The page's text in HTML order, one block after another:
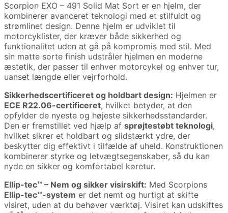
Scorpion EXO – 491 Solid Mat Sort er en hjelm, der
kombinerer avanceret teknologi med et stilfuldt og
strømlinet design. Denne hjelm er udviklet til
motorcyklister, der kræver både sikkerhed og
funktionalitet uden at gå på kompromis med stil. Med
sin matte sorte finish udstråler hjelmen en moderne
æstetik, der passer til enhver motorcykel og enhver tur,
uanset længde eller vejrforhold.
Sikkerhedscertificeret og holdbart design: Hjelmen er
ECE R22.06-certificeret, hvilket betyder, at den
opfylder de nyeste og højeste sikkerhedsstandarder.
Den er fremstillet ved hjælp af sprøjtestøbt teknologi,
hvilket sikrer et holdbart og slidstærkt ydre, der
beskytter dig effektivt i tilfælde af uheld. Konstruktionen
kombinerer styrke og letvægtsegenskaber, så du kan
nyde en sikker og komfortabel køretur.
Ellip-tec™ – Nem og sikker visirskift: Med Scorpions
Ellip-tec™-system er det nemt og hurtigt at skifte
visiret, uden at du behøver værktøj. Visiret kan udskiftes